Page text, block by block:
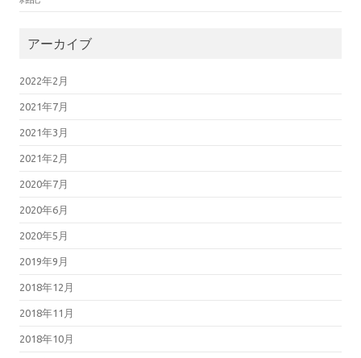
アーカイブ
2022年2月
2021年7月
2021年3月
2021年2月
2020年7月
2020年6月
2020年5月
2019年9月
2018年12月
2018年11月
2018年10月